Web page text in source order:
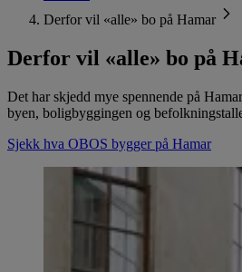
Derfor vil «alle» bo på Hamar
Derfor vil «alle» bo på
Det har skjedd mye spennende på
byen, boligbyggingen og
Sjekk hva OBOS bygger på Hamar